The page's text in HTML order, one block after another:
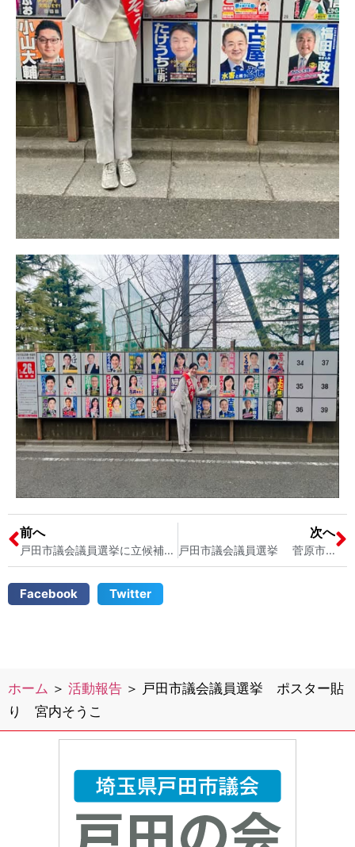
前へ
戸田市議会議員選挙に立候補いたしました！ 宮内そうこ 戸田市議会議員選挙２０２５スタート
次へ
戸田市議会議員選挙 菅原市長が応援演説に駆けつけてくださいました！ 宮内そうこ
Facebook Twitter
ホーム ＞ 活動報告 ＞ 戸田市議会議員選挙 ポスター貼
り 宮内そうこ